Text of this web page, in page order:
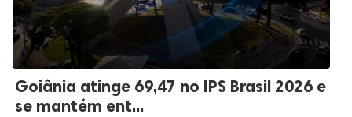
Goiânia atinge 69,47 no IPS Brasil 2026 e
se mantém ent...